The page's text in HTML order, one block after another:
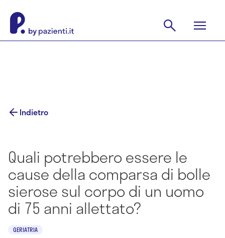
Indietro
Quali potrebbero essere le
cause della comparsa di bolle
sierose sul corpo di un uomo
di 75 anni allettato?
GERIATRIA